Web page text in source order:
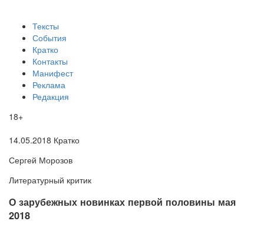
Тексты
События
Кратко
Контакты
Манифест
Реклама
Редакция
18+
14.05.2018 Кратко
Сергей Морозов
Литературный критик
​О зарубежных новинках первой половины мая
2018